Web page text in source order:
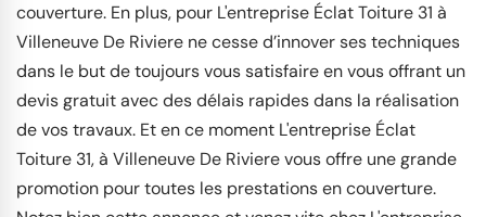
couverture. En plus, pour L'entreprise Éclat Toiture 31 à
Villeneuve De Riviere ne cesse d’innover ses techniques
dans le but de toujours vous satisfaire en vous offrant un
devis gratuit avec des délais rapides dans la réalisation
de vos travaux. Et en ce moment L'entreprise Éclat
Toiture 31, à Villeneuve De Riviere vous offre une grande
promotion pour toutes les prestations en couverture.